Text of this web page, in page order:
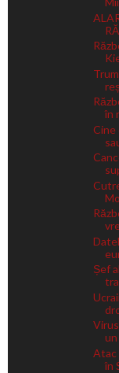
în
Cine
Șef
un
Atac
în